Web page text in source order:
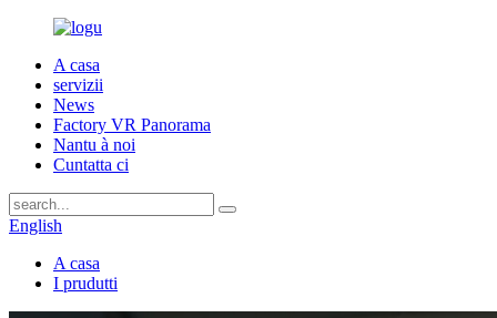
A casa
servizii
News
Factory VR Panorama
Nantu à noi
Cuntatta ci
English
A casa
I prudutti